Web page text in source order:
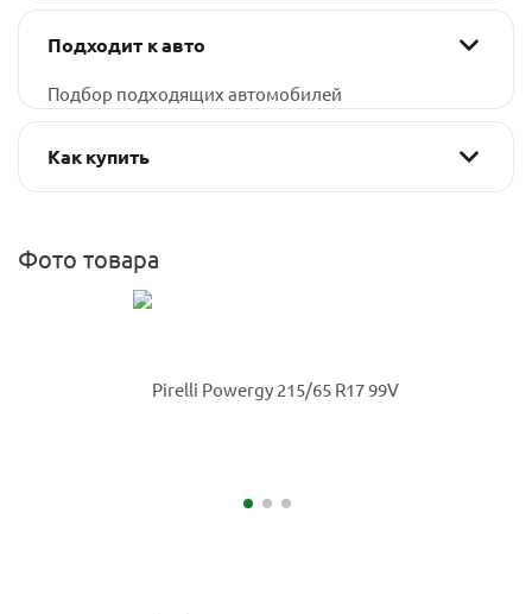
Подходит к авто
Подбор подходящих автомобилей
Как купить
Фото товара